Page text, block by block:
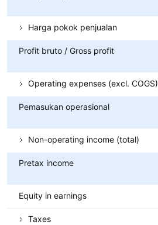
Harga pokok penjualan
Profit bruto / Gross profit
Operating expenses (excl. COGS)
Pemasukan operasional
Non-operating income (total)
Pretax income
Equity in earnings
Taxes